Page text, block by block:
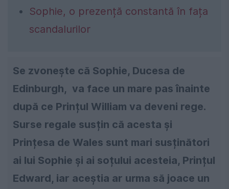
Sophie, o prezență constantă în fața
scandalurilor
Se zvonește că Sophie, Ducesa de
Edinburgh, va face un mare pas înainte
după ce Prințul William va deveni rege.
Surse regale susțin că acesta și
Prințesa de Wales sunt mari susținători
ai lui Sophie și ai soțului acesteia, Prințul
Edward, iar aceștia ar urma să joace un